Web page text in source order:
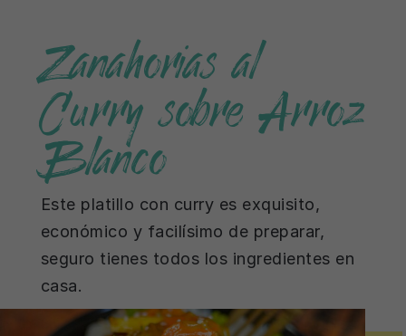
Zanahorias al
Curry sobre Arroz
Blanco
Este platillo con curry es exquisito,
económico y facilísimo de preparar,
seguro tienes todos los ingredientes en
casa.